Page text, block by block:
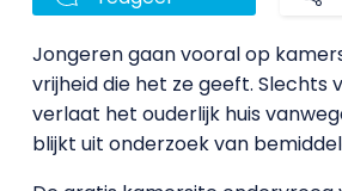
Jongeren gaan vooral op
vrijheid die het ze geeft. Slechts
verlaat het ouderlijk huis
blijkt uit onderzoek van